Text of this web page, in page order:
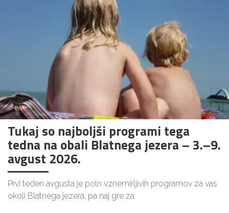
Tukaj so najboljši programi tega
tedna na obali Blatnega jezera – 3.–9.
avgust 2026.
Prvi teden avgusta je poln vznemirljivih programov za vas
okoli Blatnega jezera, pa naj gre za